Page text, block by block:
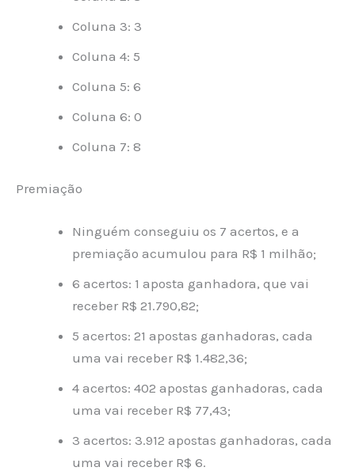
Coluna 3: 3
Coluna 4: 5
Coluna 5: 6
Coluna 6: 0
Coluna 7: 8
Premiação
Ninguém conseguiu os 7 acertos, e a
premiação acumulou para R$ 1 milhão;
6 acertos: 1 aposta ganhadora, que vai
receber R$ 21.790,82;
5 acertos: 21 apostas ganhadoras, cada
uma vai receber R$ 1.482,36;
4 acertos: 402 apostas ganhadoras, cada
uma vai receber R$ 77,43;
3 acertos: 3.912 apostas ganhadoras, cada
uma vai receber R$ 6.